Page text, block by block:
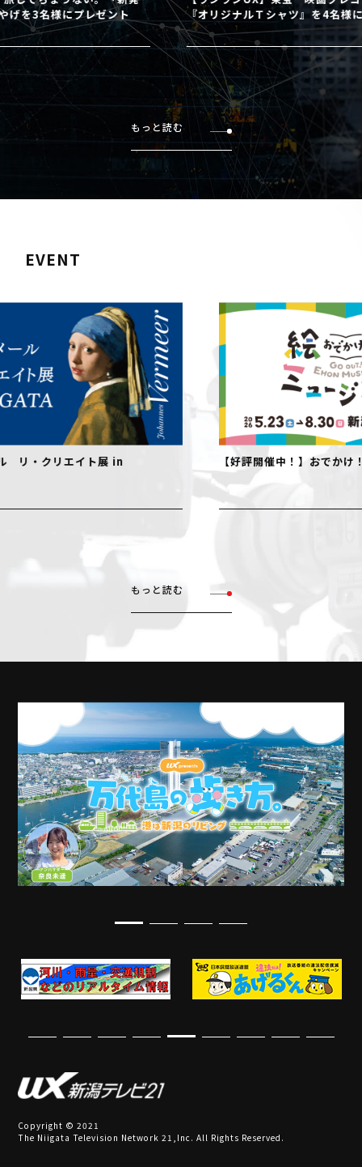
『オリジナルＴシャツ』を4名様にプレゼント
田市」
もっと読む
EVENT
【好評開催中！】おでかけ！絵本ミュージアム
【好評
もっと読む
Copyright © 2021
The Niigata Television Network 21,Inc. All Rights Reserved.